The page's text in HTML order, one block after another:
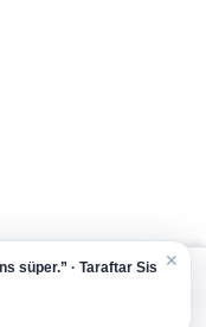
kullanıyoruz.
✕
süper.” · Taraftar Sis